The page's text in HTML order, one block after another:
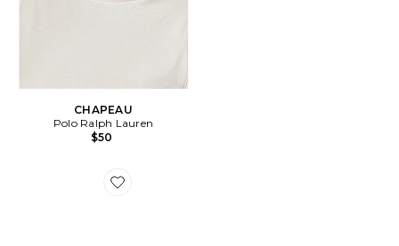
CHAPEAU
Polo Ralph Lauren
$50
Favorite BASKETS DE RANDONNÉE XT-6